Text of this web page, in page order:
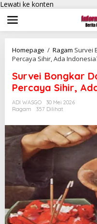
Lewati ke konten
Homepage / Ragam Survei
Percaya Sihir, Ada
Survei Bongkar
Percaya Sihir,
ADI WASGO
30 Mei 2026
Ragam
357 Dilihat